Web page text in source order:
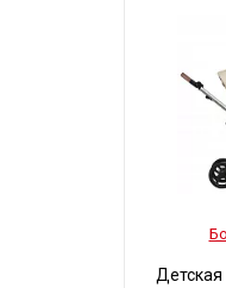
Детская